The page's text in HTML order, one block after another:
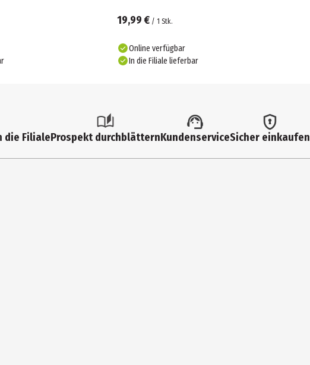
19,99 €/ 1 Stk.
Online verfügbar
In die Filiale lieferbar
die FilialeProspekt durchblätternKundenserviceSicher einkaufen